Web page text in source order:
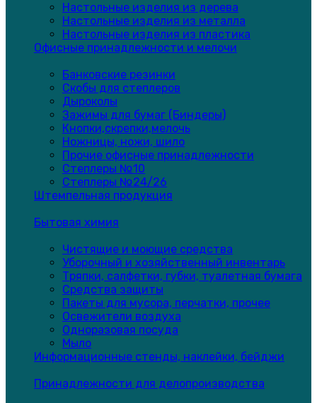
Настольные изделия из дерева
Настольные изделия из металла
Настольные изделия из пластика
Офисные принадлежности и мелочи
Банковские резинки
Скобы для степлеров
Дыроколы
Зажимы для бумаг (Биндеры)
Кнопки,скрепки,мелочь
Ножницы, ножи, шило
Прочие офисные принадлежности
Степлеры №10
Степлеры №24/26
Штемпельная продукция
Бытовая химия
Чистящие и моющие средства
Уборочный и хозяйственный инвентарь
Тряпки, салфетки, губки, туалетная бумага
Средства защиты
Пакеты для мусора, перчатки, прочее
Освежители воздуха
Одноразовая посуда
Мыло
Информационные стенды, наклейки, бейджи
Принадлежности для делопроизводства